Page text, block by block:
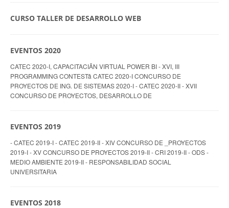
CURSO TALLER DE DESARROLLO WEB
EVENTOS 2020
CATEC 2020-I, CAPACITACIÃN VIRTUAL POWER BI - XVI, III
PROGRAMMING CONTESTâ CATEC 2020-I CONCURSO DE
PROYECTOS DE ING. DE SISTEMAS 2020-I - CATEC 2020-II - XVII
CONCURSO DE PROYECTOS, DESARROLLO DE
EVENTOS 2019
- CATEC 2019-I - CATEC 2019-II - XIV CONCURSO DE _PROYECTOS
2019-I - XV CONCURSO DE PROYECTOS 2019-II - CRI 2019-II - ODS -
MEDIO AMBIENTE 2019-II - RESPONSABILIDAD SOCIAL
UNIVERSITARIA
EVENTOS 2018